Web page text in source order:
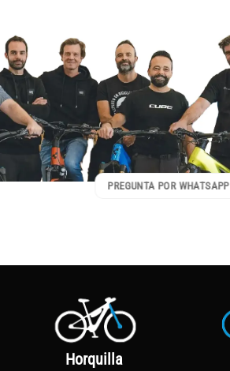
PREGUNTA POR WHATSAPP
Horquilla